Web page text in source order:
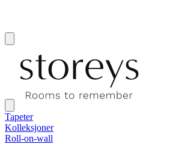
Tapeter
Kolleksjoner
Roll-on-wall